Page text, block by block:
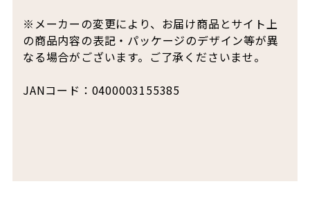
※メーカーの変更により、お届け商品とサイト上
の商品内容の表記・パッケージのデザイン等が異
なる場合がございます。ご了承くださいませ。
JANコード：0400003155385